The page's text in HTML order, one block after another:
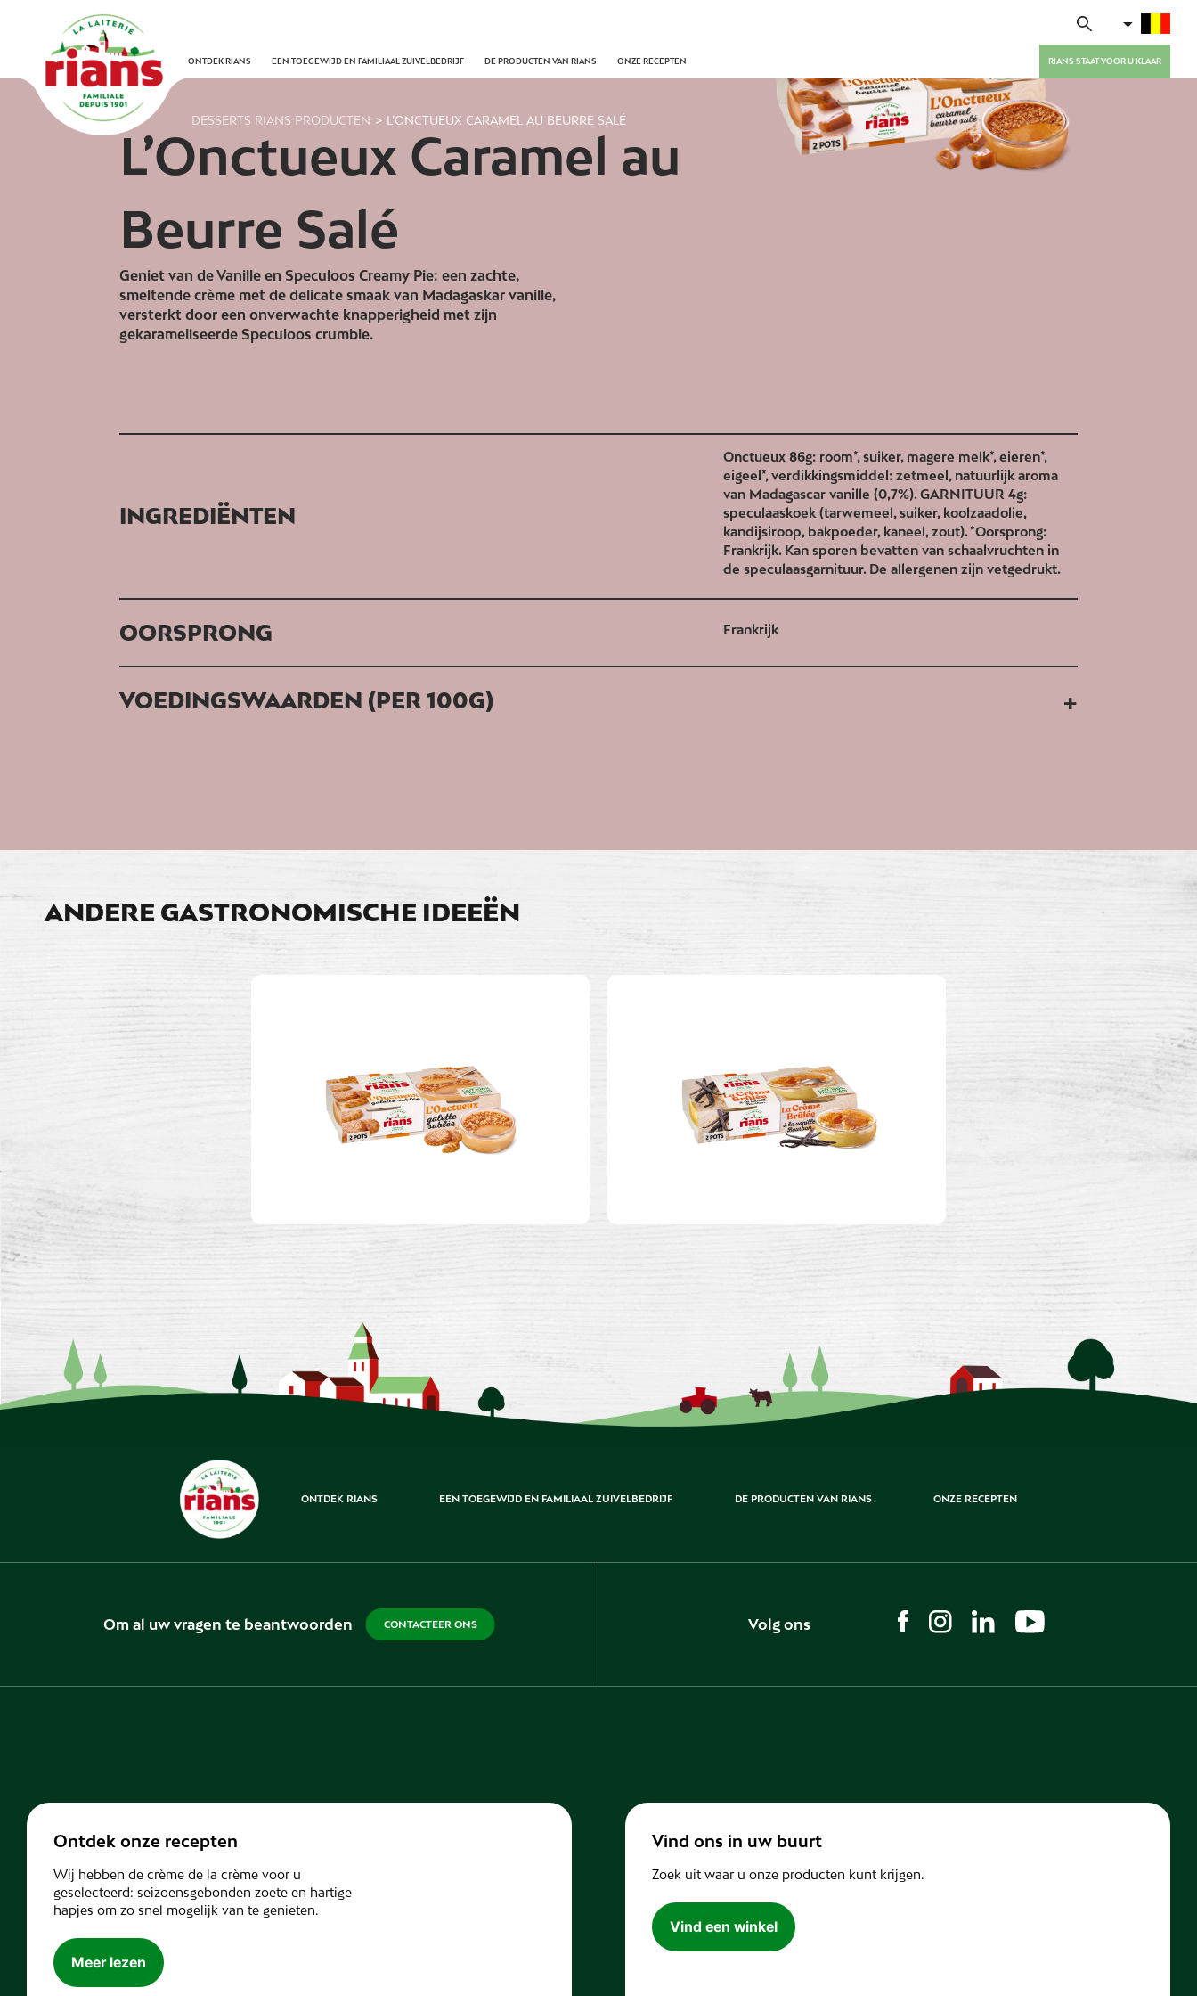
content
ONTDEK RIANS EEN TOEGEWIJD EN FAMILIAAL ZUIVELBEDRIJF DE PRODUCTEN VAN RIANS ONZE RECEPTEN RIANS STAAT VOOR U KLAAR
DESSERTS RIANS PRODUCTEN > L’ONCTUEUX CARAMEL AU BEURRE SALÉ
L’Onctueux Caramel au
Beurre Salé
Geniet van de Vanille en Speculoos Creamy Pie: een zachte,
smeltende crème met de delicate smaak van Madagaskar vanille,
versterkt door een onverwachte knapperigheid met zijn
gekarameliseerde Speculoos crumble.
INGREDIËNTEN
Onctueux 86g: room*, suiker, magere melk*, eieren*,
eigeel*, verdikkingsmiddel: zetmeel, natuurlijk aroma
van Madagascar vanille (0,7%). GARNITUUR 4g:
speculaaskoek (tarwemeel, suiker, koolzaadolie,
kandijsiroop, bakpoeder, kaneel, zout). *Oorsprong:
Frankrijk. Kan sporen bevatten van schaalvruchten in
de speculaasgarnituur. De allergenen zijn vetgedrukt.
OORSPRONG Frankrijk
VOEDINGSWAARDEN (PER 100G) +
ANDERE GASTRONOMISCHE IDEEËN
ONTDEK RIANS EEN TOEGEWIJD EN FAMILIAAL ZUIVELBEDRIJF DE PRODUCTEN VAN RIANS ONZE RECEPTEN
Om al uw vragen te beantwoorden CONTACTEER ONS Volg ons
Ontdek onze recepten
Wij hebben de crème de la crème voor u
geselecteerd: seizoensgebonden zoete en hartige
hapjes om zo snel mogelijk van te genieten.
Meer lezen
Vind ons in uw buurt
Zoek uit waar u onze producten kunt krijgen.
Vind een winkel